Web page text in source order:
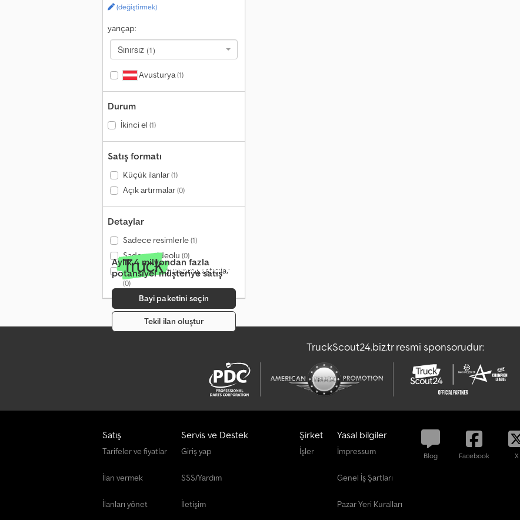
(değiştirmek)
yarıçap:
Sınırsız (1)
Avusturya(1)
Durum
İkinci el (1)
Satış formatı
Küçük ilanlar(1)
Açık artırmalar(0)
Detaylar
Sadece resimlerle(1)
Sadece videolu (0)
Yalnızca doğrulanmış satıcılar
(0)
Aylık 4 milyondan fazla
potansiyel müşteriye satış
Bayi paketini seçin
Tekil ilan oluştur
TruckScout24.biz.tr resmi sponsorudur:
Satış
Tarifeler ve fiyatlar
İlan vermek
İlanları yönet
Servis ve Destek
Giriş yap
SSS/Yardım
İletişim
Şirket
İşler
Yasal bilgiler
İmpressum
Genel İş Şartları
Pazar Yeri Kuralları
Blog Facebook X